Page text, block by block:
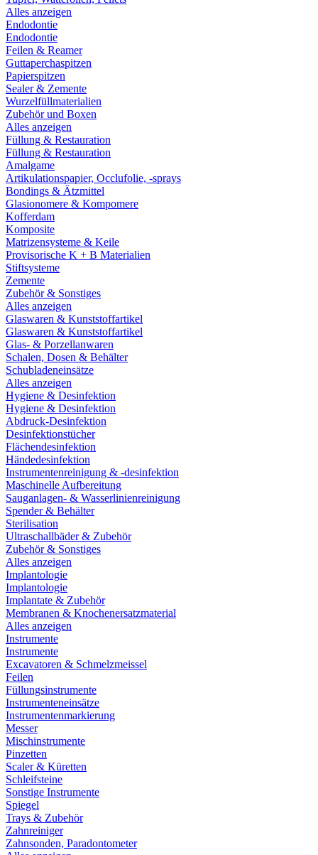
Alles anzeigen
Endodontie
Endodontie
Feilen & Reamer
Guttaperchaspitzen
Papierspitzen
Sealer & Zemente
Wurzelfüllmaterialien
Zubehör und Boxen
Alles anzeigen
Füllung & Restauration
Füllung & Restauration
Amalgame
Artikulationspapier, Occlufolie, -sprays
Bondings & Ätzmittel
Glasionomere & Kompomere
Kofferdam
Komposite
Matrizensysteme & Keile
Provisorische K + B Materialien
Stiftsysteme
Zemente
Zubehör & Sonstiges
Alles anzeigen
Glaswaren & Kunststoffartikel
Glaswaren & Kunststoffartikel
Glas- & Porzellanwaren
Schalen, Dosen & Behälter
Schubladeneinsätze
Alles anzeigen
Hygiene & Desinfektion
Hygiene & Desinfektion
Abdruck-Desinfektion
Desinfektionstücher
Flächendesinfektion
Händedesinfektion
Instrumentenreinigung & -desinfektion
Maschinelle Aufbereitung
Sauganlagen- & Wasserlinienreinigung
Spender & Behälter
Sterilisation
Ultraschallbäder & Zubehör
Zubehör & Sonstiges
Alles anzeigen
Implantologie
Implantologie
Implantate & Zubehör
Membranen & Knochenersatzmaterial
Alles anzeigen
Instrumente
Instrumente
Excavatoren & Schmelzmeissel
Feilen
Füllungsinstrumente
Instrumenteneinsätze
Instrumentenmarkierung
Messer
Mischinstrumente
Pinzetten
Scaler & Küretten
Schleifsteine
Sonstige Instrumente
Spiegel
Trays & Zubehör
Zahnreiniger
Zahnsonden, Paradontometer